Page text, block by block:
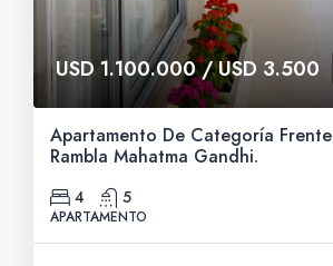
USD 1.100.000 / USD 3.500
Apartamento De Categoría
Rambla Mahatma Gandhi.
4 5
APARTAMENTO